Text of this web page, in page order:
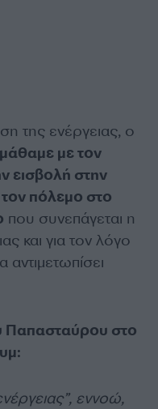
της ενέργειας, ο
μάθαμε με τον
εισβολή στην
πόλεμο στο
που συνεπάγεται η
και για τον λόγο
Παπασταύρου στο
εννοώ,